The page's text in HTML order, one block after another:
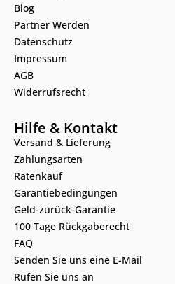
Blog
Partner Werden
Datenschutz
Impressum
AGB
Widerrufsrecht
Hilfe & Kontakt
Versand & Lieferung
Zahlungsarten
Ratenkauf
Garantiebedingungen
Geld-zurück-Garantie
100 Tage Rückgaberecht
FAQ
Senden Sie uns eine E-Mail
Rufen Sie uns an